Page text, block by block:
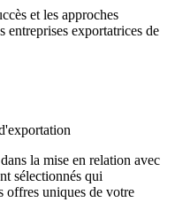
et les approches
entreprises exportatrices de
la mise en relation avec
sélectionnés qui
offres uniques de votre